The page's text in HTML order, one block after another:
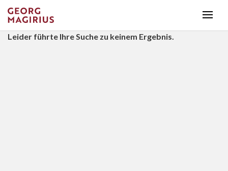
Leider führte Ihre Suche zu keinem Ergebnis.